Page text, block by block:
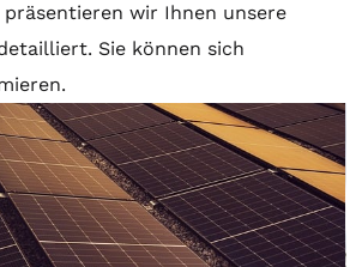
präsentieren wir Ihnen unsere
Sie können sich